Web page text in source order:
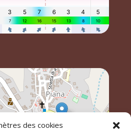
des cookies